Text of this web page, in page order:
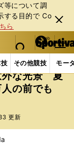
等について調
する⽬的で Co
ら
閉じ
る
web Sportiva (webスポルティーバ)
検索
マイペ
ー
ジ
メニュ
その他競技 モー
高校・ユース 高
外な光景 夏
の前でも
更新